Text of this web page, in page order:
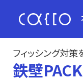
フィッシング対
鉄壁